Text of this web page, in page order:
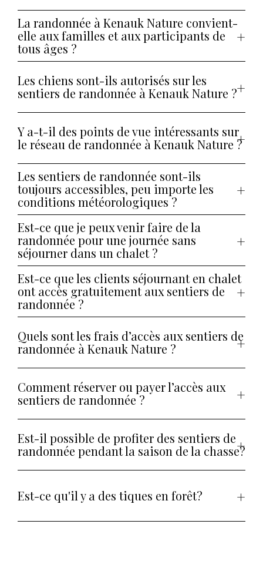
La randonnée à Kenauk Nature convient-
elle aux familles et aux participants de
tous âges ?
Les chiens sont-ils autorisés sur les
sentiers de randonnée à Kenauk Nature ?
Y a-t-il des points de vue intéressants sur
le réseau de randonnée à Kenauk Nature ?
Les sentiers de randonnée sont-ils
toujours accessibles, peu importe les
conditions météorologiques ?
Est-ce que je peux venir faire de la
randonnée pour une journée sans
séjourner dans un chalet ?
Est-ce que les clients séjournant en chalet
ont accès gratuitement aux sentiers de
randonnée ?
Quels sont les frais d’accès aux sentiers de
randonnée à Kenauk Nature ?
Comment réserver ou payer l’accès aux
sentiers de randonnée ?
Est-il possible de profiter des sentiers de
randonnée pendant la saison de la chasse?
Est-ce qu'il y a des tiques en forêt?